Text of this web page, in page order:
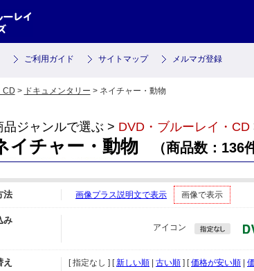
ご利用ガイド サイトマップ メルマガ登録
CD > ドキュメンタリー > ネイチャー・動物
品ジャンルで選ぶ > DVD・ブルーレイ・CD
イチャー・動物 （商品数：136件
法 画像プラス説明文で表示 画像で表示
み
アイコン
え [ 指定なし ] [新しい順 古い順 ] [価格が安い順